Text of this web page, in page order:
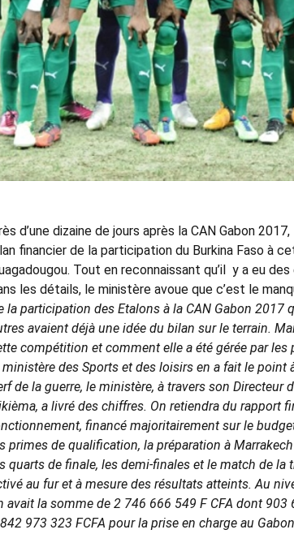
d’une dizaine de jours après la CAN Gabon
financier de la participation du Burkina Faso à
Tout en reconnaissant qu’il y a eu
les détails, le ministère avoue que c’est le
la participation des Etalons à la CAN Gabon 2017
avaient déjà une idée du bilan sur le terrain.
compétition et comment elle a été gérée par
ministère des Sports et des loisirs en a fait le point
de la guerre, le ministère, à travers son Directeur
a livré des chiffres. On retiendra du rapport
financé majoritairement sur le
primes de qualification, la préparation à
quarts de finale, les demi-finales et le match de la
au fur et à mesure des résultats atteints. Au
avait la somme de 2 746 666 549 F CFA dont
973 323 FCFA pour la prise en charge au